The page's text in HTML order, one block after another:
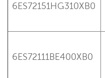
6ES72151HG310XB0
6ES72111BE400XB0